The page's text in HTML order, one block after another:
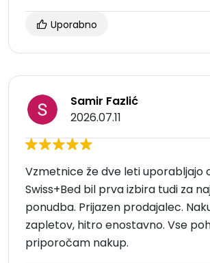
Uporabno
Samir Fazlić
2026.07.11
Vzmetnice že dve leti uporabljajo
Swiss+Bed bil prva izbira tudi za
ponudba. Prijazen prodajalec.
zapletov, hitro enostavno. Vse
priporočam nakup.